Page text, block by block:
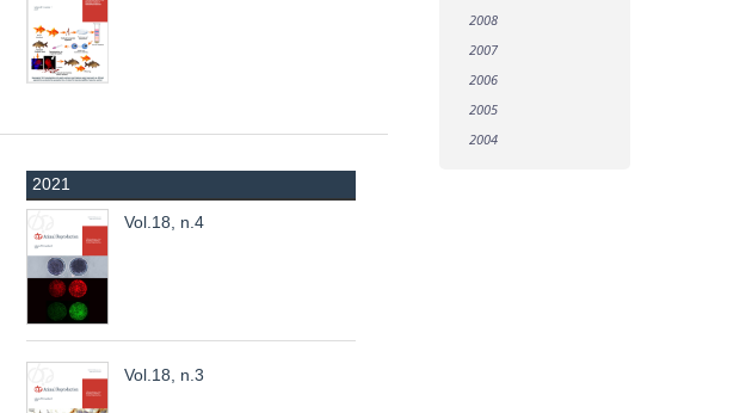
2021
Vol.18, n.4
Vol.18, n.3
2008
2007
2006
2005
2004